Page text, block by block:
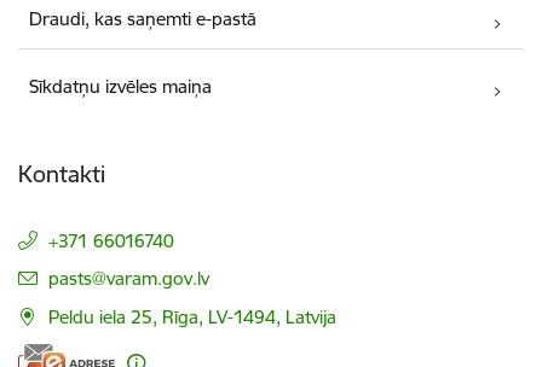
Draudi, kas saņemti e-pastā
Sīkdatņu izvēles maiņa
Kontakti
+371 66016740
E-pasts:
pasts@varam.gov.lv
Peldu iela 25, Rīga, LV-1494, Latvija